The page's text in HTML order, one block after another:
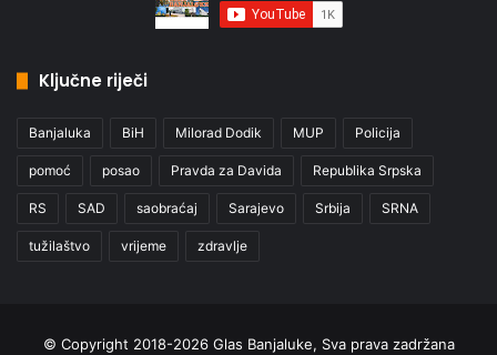
Ključne riječi
Banjaluka BiH Milorad Dodik MUP Policija
pomoć posao Pravda za Davida Republika Srpska
RS SAD saobraćaj Sarajevo Srbija SRNA
tužilaštvo vrijeme zdravlje
© Copyright 2018-2026 Glas Banjaluke, Sva prava zadržana